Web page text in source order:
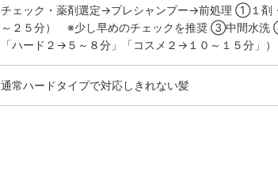
チェック・薬剤選定→プレシャンプー→前処理 ①１剤
～２５分） ※少し早めのチェックを推奨 ③中間水
「ハード２→５～８分」「コスメ２→１０～１５分」
通常ハードタイプで対応しきれない髪